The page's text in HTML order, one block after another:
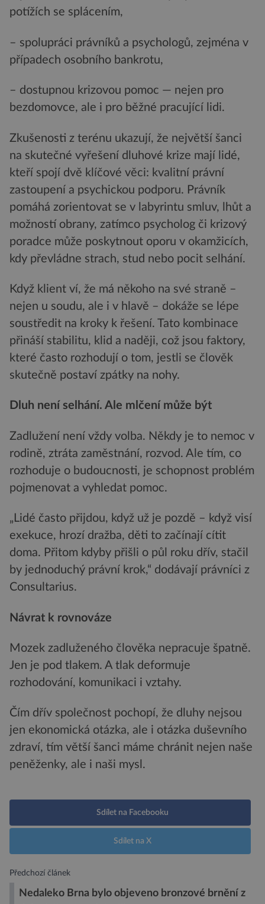
potížích se splácením,
– spolupráci právníků a psychologů, zejména v
případech osobního bankrotu,
– dostupnou krizovou pomoc — nejen pro
bezdomovce, ale i pro běžné pracující lidi.
Zkušenosti z terénu ukazují, že největší šanci
na skutečné vyřešení dluhové krize mají lidé,
kteří spojí dvě klíčové věci: kvalitní právní
zastoupení a psychickou podporu. Právník
pomáhá zorientovat se v labyrintu smluv, lhůt a
možností obrany, zatímco psycholog či krizový
poradce může poskytnout oporu v okamžicích,
kdy převládne strach, stud nebo pocit selhání.
Když klient ví, že má někoho na své straně –
nejen u soudu, ale i v hlavě – dokáže se lépe
soustředit na kroky k řešení. Tato kombinace
přináší stabilitu, klid a naději, což jsou faktory,
které často rozhodují o tom, jestli se člověk
skutečně postaví zpátky na nohy.
Dluh není selhání. Ale mlčení může být
Zadlužení není vždy volba. Někdy je to nemoc v
rodině, ztráta zaměstnání, rozvod. Ale tím, co
rozhoduje o budoucnosti, je schopnost problém
pojmenovat a vyhledat pomoc.
„Lidé často přijdou, když už je pozdě – když visí
exekuce, hrozí dražba, děti to začínají cítit
doma. Přitom kdyby přišli o půl roku dřív, stačil
by jednoduchý právní krok,“ dodávají právníci z
Consultarius.
Návrat k rovnováze
Mozek zadluženého člověka nepracuje špatně.
Jen je pod tlakem. A tlak deformuje
rozhodování, komunikaci i vztahy.
Čím dřív společnost pochopí, že dluhy nejsou
jen ekonomická otázka, ale i otázka duševního
zdraví, tím větší šanci máme chránit nejen naše
peněženky, ale i naši mysl.
Sdílet na Facebooku
Sdílet na X
Předchozí článek
Nedaleko Brna bylo objeveno bronzové brnění z